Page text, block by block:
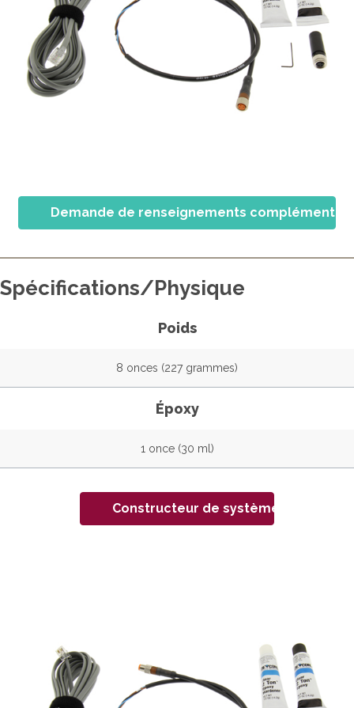
Demande de renseignements
Spécifications/Physique
Poids
8 onces (227 grammes)
Époxy
1 once (30 ml)
Constructeur de système